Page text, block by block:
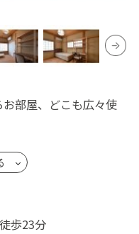
部屋、どこも広々使
歩23分